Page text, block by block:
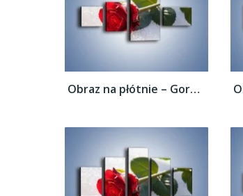
Obraz na płótnie – Gorąca róża na...